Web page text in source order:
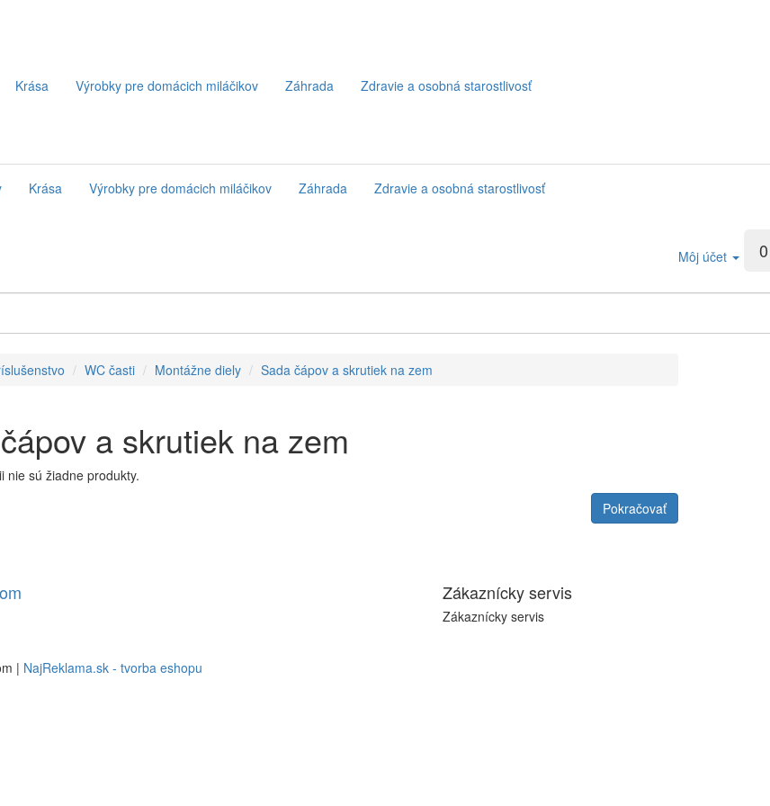
Krása Výrobky pre domácich miláčikov Záhrada Zdravie a osobná starostlivosť
Krása Výrobky pre domácich miláčikov Záhrada Zdravie a osobná starostlivosť
0
Môj účet
WC časti Montážne diely Sada čápov a skrutiek na zem
a skrutiek na zem
nie sú žiadne produkty.
Pokračovať
Zákaznícky servis
Zákaznícky servis
| NajReklama.sk - tvorba eshopu